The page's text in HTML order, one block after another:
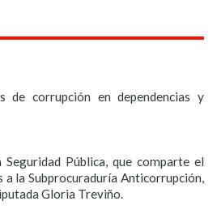
de corrupción en dependencias y
Pública, que comparte el
la Subprocuraduría Anticorrupción,
Gloria Treviño.